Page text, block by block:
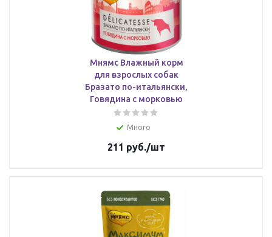
Мнямс Влажный корм
для взрослых собак
Бразато по-итальянски,
Говядина с морковью
Много
211 руб./шт